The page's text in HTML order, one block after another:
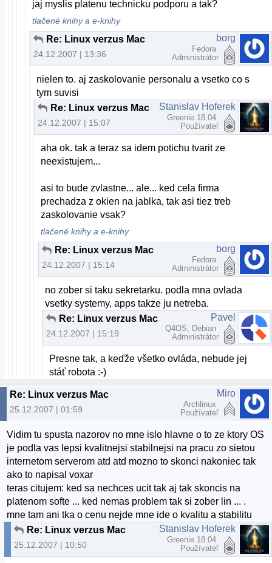
jaj myslis platenu technicku podporu a tak?
tlačené knihy a e-knihy
Re: Linux verzus Mac
24.12.2007 | 13:36
borg
Fedora
Administrátor
nielen to. aj zaskolovanie personalu a vsetko co s
tym suvisi
Re: Linux verzus Mac
24.12.2007 | 15:07
Stanislav Hoferek
Greenie 18.04
Používateľ
aha ok. tak a teraz sa idem potichu tvarit ze
neexistujem...
asi to bude zvlastne... ale... ked cela firma
prechadza z okien na jablka, tak asi tiez treb
zaskolovanie vsak?
tlačené knihy a e-knihy
Re: Linux verzus Mac
24.12.2007 | 15:14
borg
Fedora
Administrátor
no zober si taku sekretarku. podla mna ovlada
vsetky systemy, apps takze ju netreba.
Re: Linux verzus Mac
24.12.2007 | 15:19
Pavel
Q4OS, Debian
Administrátor
Presne tak, a keďže všetko ovláda, nebude jej
stáť robota :-)
Re: Linux verzus Mac
25.12.2007 | 01:59
Miro
Archlinux
Používateľ
Vidim tu spusta nazorov no mne islo hlavne o to ze ktory OS
je podla vas lepsi kvalitnejsi stabilnejsi na pracu zo sietou
internetom serverom atd atd mozno to skonci nakoniec tak
ako to napisal voxar
teras citujem: ked sa nechces ucit tak aj tak skoncis na
platenom softe ... ked nemas problem tak si zober lin ... .
mne tam ani tka o cenu nejde mne ide o kvalitu a stabilitu
Re: Linux verzus Mac
25.12.2007 | 10:50
Stanislav Hoferek
Greenie 18.04
Používateľ